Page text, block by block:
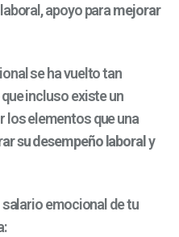
apoyo paramejorar
se ha vuelto tan
incluso existe un
los elementos que una
su desempeño laboral y
salario emocional de tu